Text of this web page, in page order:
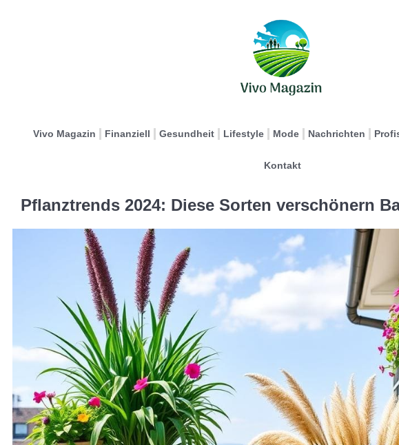
Vivo Magazin Finanziell Gesundheit Lifestyle Mode Nachrichten
Kontakt
Pflanztrends 2024: Diese Sorten verschönern